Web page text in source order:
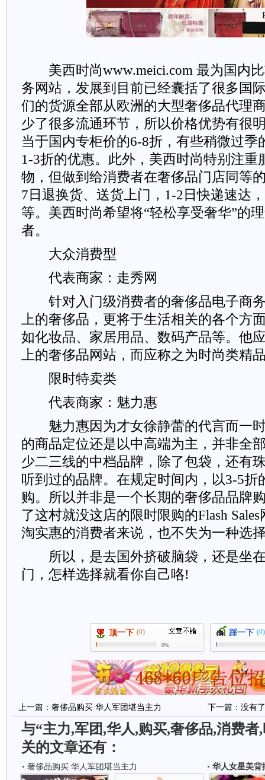
美西时尚www.meici.com 最为国内比
务网站，发展到目前已经囊括了很多国
们的货源全部从欧洲的大型奢侈品代理
少了很多流通环节，所以价格优势有很
当于国内专柜价的6-8折，有些稍微过季
1-3折的优惠。此外，美西时尚特别注重
物，但做到给消费者在奢侈品门店同等
7日退换货、送货上门，1-2日快递速达
等。美西时尚希望将“轻松享受奢华”的
者。
大众消费型
代表商家：走秀网
针对入门级消费者的奢侈品电子商务
上的奢侈品，更将于生活相关的各个方
如化妆品、家居用品、数码产品等。他
上的奢侈品网站，而应称之为时尚类精
限时特卖类
代表商家：魅力惠
魅力惠因为才女徐静蕾的代言而一时
的商品定位还是以中高端为主，并非全
少二三线的中档品牌，除了包袋，还有
听到过的品牌。在规定时间内，以3-5折
购。所以并非是一个长期的奢侈品品牌
了这村就没这店的限时限购的Flash
淘实惠的消费者来说，也不失为一种选
所以，是去国外挤破脑袋，还是坐在
门，怎样选择就看你自己咯!
顶一下 (0)
0%
踩一下 (0)
上一篇： 奢侈品购买 华人军团堪当主力 下一篇：没有了
与“主力,军团,华人,购买,奢侈品,消费者
关的文章还有：
奢侈品购买 华人军团堪当主力 华人女星美背